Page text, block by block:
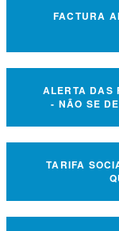
FACTURA
ALERTA DAS
- NÃO SE
TARIFA